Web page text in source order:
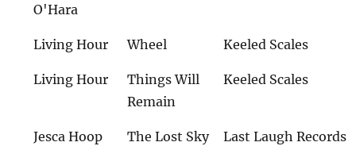
O'Hara
Living Hour Wheel Keeled Scales
Living Hour
Things Will
Remain
Keeled Scales
Jesca Hoop The Lost Sky Last Laugh Records